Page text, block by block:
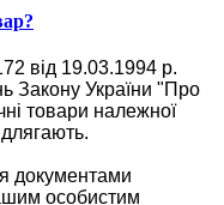
від 19.03.1994 р.
Закону України "Про
товари належної
документами
особистим